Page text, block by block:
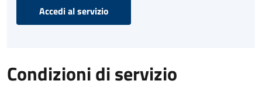
Accedi al servizio
Condizioni di servizio